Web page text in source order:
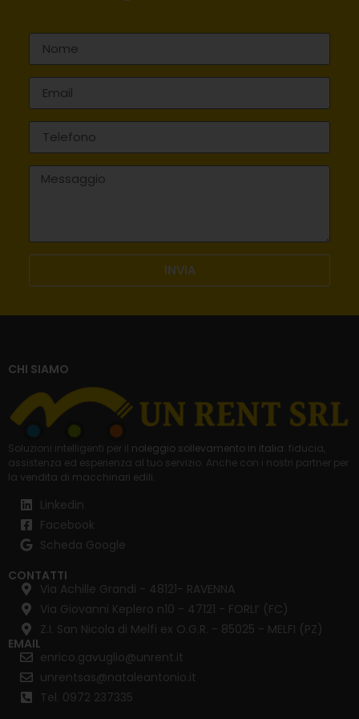
INVIA
CHI SIAMO
Soluzioni intelligenti per il noleggio sollevamento in italia : fiducia,
assistenza ed esperienza al tuo servizio. Anche con i nostri partner per
la vendita di macchinari edili
Linkedin
Facebook
Scheda Google
CONTATTI
Via Achille Grandi - 48121- RAVENNA
Via Giovanni Keplero n10 - 47121 - FORLI’ (FC)
Z.I. San Nicola di Melfi ex O.G.R. - 85025 - MELFI (PZ)
EMAIL
enrico.gavuglio@unrent.it
unrentsas@nataleantonio.it
Tel. 0972 237335